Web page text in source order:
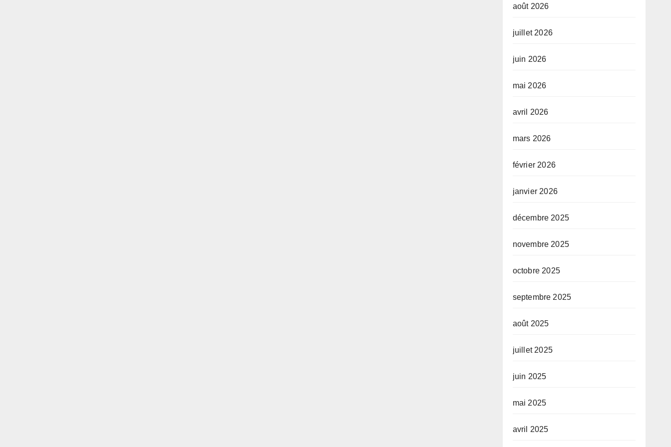
août 2026
juillet 2026
juin 2026
mai 2026
avril 2026
mars 2026
février 2026
janvier 2026
décembre 2025
novembre 2025
octobre 2025
septembre 2025
août 2025
juillet 2025
juin 2025
mai 2025
avril 2025